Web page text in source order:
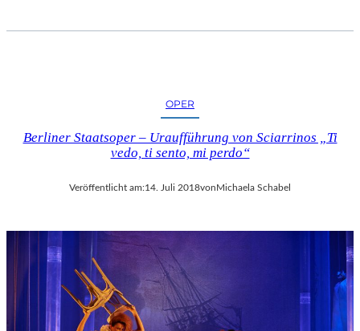
OPER
Berliner Staatsoper – Uraufführung von Sciarrinos „Ti
vedo, ti sento, mi perdo“
Veröffentlicht am:14. Juli 2018von Michaela Schabel